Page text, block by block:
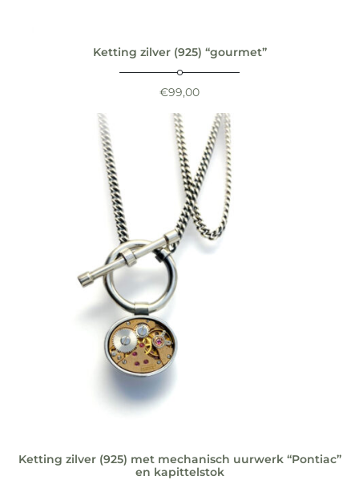
Ketting zilver (925) “gourmet”
€99,00
Ketting zilver (925) met mechanisch uurwerk “Pontiac”
en kapittelstok